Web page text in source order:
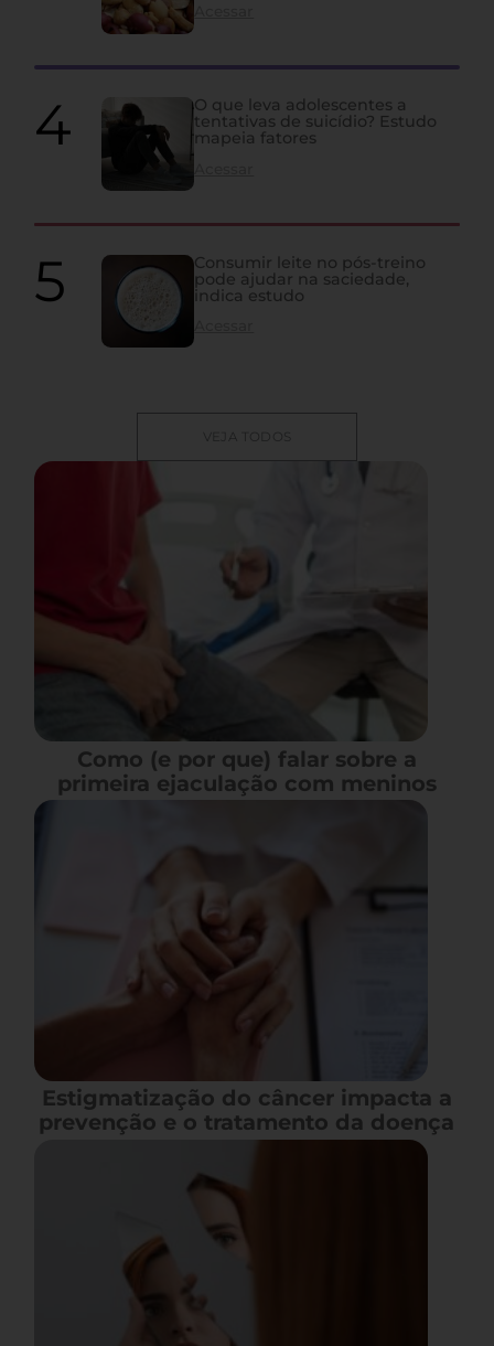
O que leva adolescentes a
tentativas de suicídio? Estudo
mapeia fatores
Consumir leite no pós-treino
pode ajudar na saciedade,
indica estudo
VEJA TODOS
Como (e por que) falar sobre a
primeira ejaculação com meninos
Estigmatização do câncer impacta a
prevenção e o tratamento da doença